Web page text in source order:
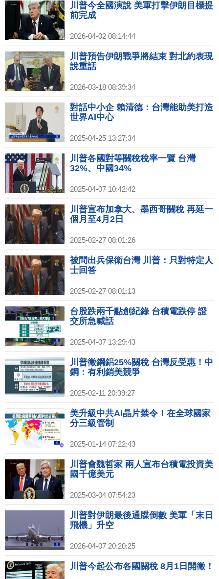
川普今全國演說 美軍打擊伊朗目標提
前完成
2026-04-02 08:14:44
川普預告伊朗戰爭將結束 對北約表現
說重話
2026-03-18 08:39:34
對話中小企 賴清德：台灣能助美打造
世界AI中心
2025-04-25 13:27:34
川普各國對等關稅稅率一覽 台灣
32%、中國34%
2025-04-07 10:42:42
川普宣布加拿大、墨西哥關稅 再延一
個月至4月2日
2025-02-27 08:01:26
被問出兵保衛台灣 川普：只對特定人
士回答
2025-02-27 08:01:13
台股跌兩千點創紀錄 台積電跌停 證
交所急喊話
2025-04-07 13:29:43
川普徵鋼鋁25%關稅 台灣反受惠！中
鋼：有利銷美競爭
2025-02-11 20:39:27
美升級中共AI晶片禁令！在全球國家
分三級管制
2025-01-14 07:22:43
川普會魏哲家 兩人宣布台積電投資美
國千億美元
2025-03-04 07:54:23
川普對伊朗最後通牒倒數 美軍「末日
飛機」升空
2026-04-07 20:20:25
川普今起公布各國關稅 8月1日開徵！